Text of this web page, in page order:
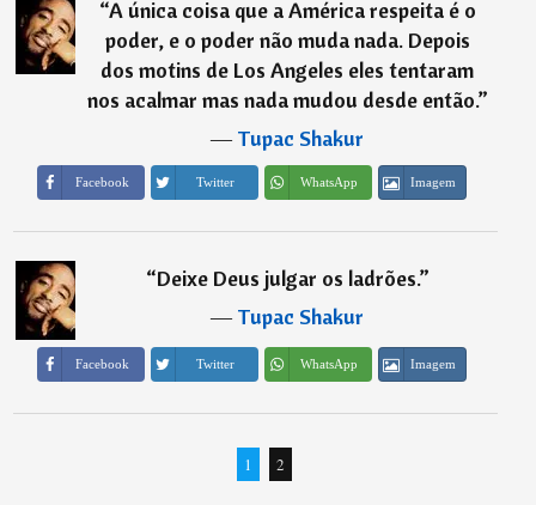
“A única coisa que a América respeita é o
poder, e o poder não muda nada. Depois
dos motins de Los Angeles eles tentaram
nos acalmar mas nada mudou desde então.”
―Tupac Shakur
Facebook Twitter WhatsApp Imagem
“Deixe Deus julgar os ladrões.”
―Tupac Shakur
Facebook Twitter WhatsApp Imagem
1 2